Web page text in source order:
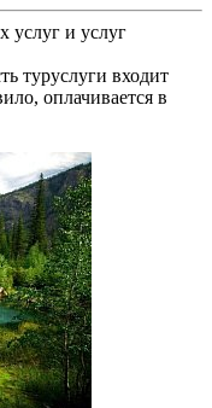
услуг и услуг
туруслуги входит
оплачивается в